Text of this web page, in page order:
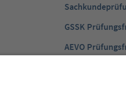
GSSK
AEVO